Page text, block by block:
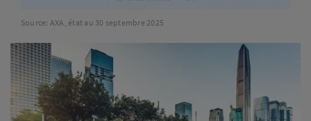
Source: AXA, état au 30 septembre 2025